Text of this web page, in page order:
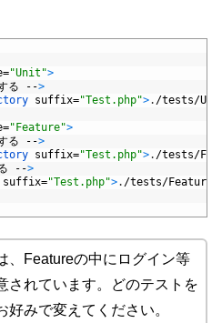
="Unit">
る -->
suffix="Test.php">. /tests/
="Feature">
る -->
suffix="Test.php">. /tests/
-->
suffix="Test.php">. /tests/Feature
、Featureの中にログイン等
されています。どのテストを
好みで変えてください。